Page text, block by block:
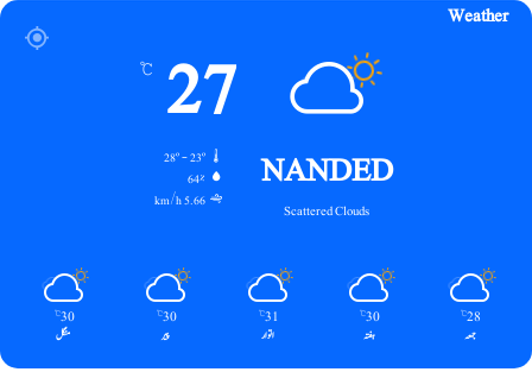
Weather
NANDED
Scattered Clouds
27
℃
28º - 23º
64%
5.66 km/h
28
℃
جمعہ
30
℃
ہفتہ
31
℃
اتوار
30
℃
پیر
30
℃
منگل